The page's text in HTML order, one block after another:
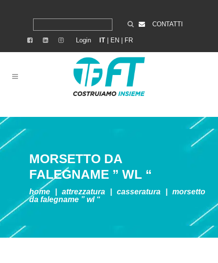
CONTATTI
Login IT EN FR
MORSETTO DA
FALEGNAME ” WL “
home attrezzatura casseratura
morsetto
da falegname ” wl “